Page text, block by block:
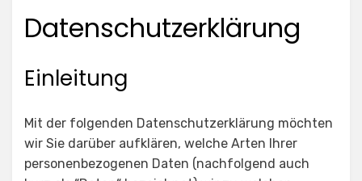
Datenschutzerklärung
Einleitung
Mit der folgenden Datenschutzerklärung möchten
wir Sie darüber aufklären, welche Arten Ihrer
personenbezogenen Daten (nachfolgend auch